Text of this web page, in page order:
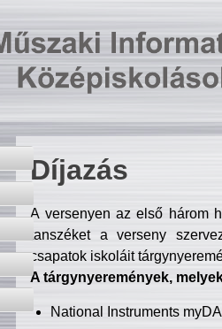
Díjazás
A versenyen az első három
tanszéket a verseny
csapatok iskoláit
A tárgynyeremények,
National Instruments